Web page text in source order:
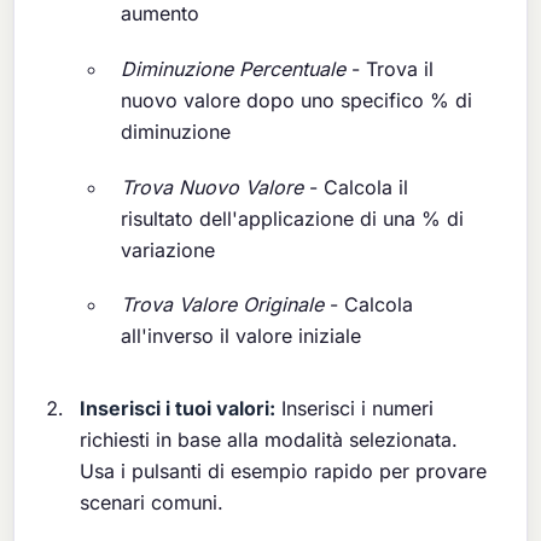
aumento
Diminuzione Percentuale- Trova il
nuovo valore dopo uno specifico % di
diminuzione
Trova Nuovo Valore- Calcola il
risultato dell'applicazione di una % di
variazione
Trova Valore Originale- Calcola
all'inverso il valore iniziale
Inserisci i tuoi valori: Inserisci i numeri
richiesti in base alla modalità selezionata.
Usa i pulsanti di esempio rapido per provare
scenari comuni.